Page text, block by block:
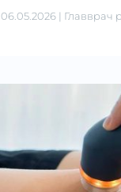
06.05.2026 | Главврач